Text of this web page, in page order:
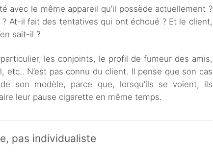
avec le même appareil qu’il possède actuellement ?
At-il fait des tentatives qui ont échoué ? Et le client,
sait-il ?
particulier, les conjoints, le profil de fumeur des amis,
etc.. N’est pas connu du client. Il pense que son cas
son modèle, parce que, lorsqu’ils se voient, ils
leur pause cigarette en même temps.
pas individualiste